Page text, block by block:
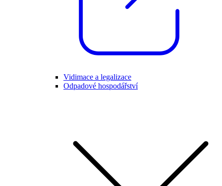
Vidimace a legalizace
Odpadové hospodářství